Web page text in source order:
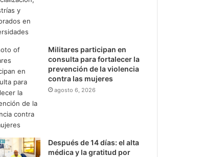
Militares participan en
consulta para fortalecer la
prevención de la violencia
contra las mujeres
agosto 6, 2026
Después de 14 días: el alta
médica y la gratitud por